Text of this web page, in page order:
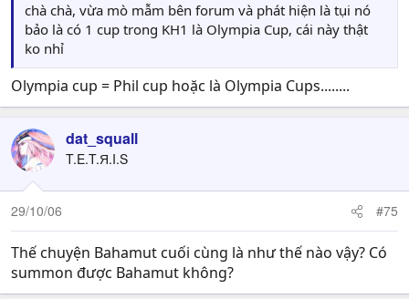
chà chà, vừa mò mẫm bên forum và phát hiện là tụi nó
bảo là có 1 cup trong KH1 là Olympia Cup, cái này thật
ko nhỉ
Olympia cup = Phil cup hoặc là Olympia Cups........
dat_squall
T.E.T.Я.I.S
29/10/06 #75
Thế chuyện Bahamut cuối cùng là như thế nào vậy? Có
summon được Bahamut không?